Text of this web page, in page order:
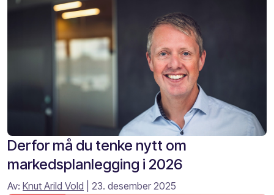
Derfor må du tenke nytt om
markedsplanlegging i 2026
Av: Knut Arild Vold | 23. desember 2025